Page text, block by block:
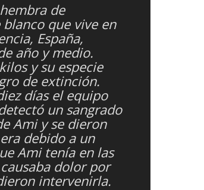
de
que vive en
España,
año y medio.
y su especie
de extinción.
días el equipo
un sangrado
Ami y se dieron
debido a un
Ami tenía en las
dolor por
intervenirla.